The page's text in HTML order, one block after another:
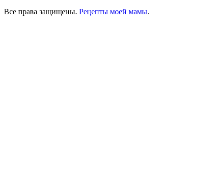
Все права защищены. Рецепты моей мамы.